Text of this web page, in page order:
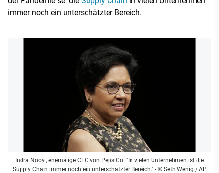
immer noch ein unterschätzter Bereich.
Indra Nooyi, ehemalige CEO von PepsiCo: "In vielen Unternehmen ist die
Supply Chain immer noch ein unterschätzter Bereich."- © Seth Wenig / AP